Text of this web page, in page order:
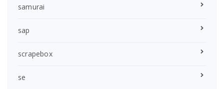
samurai
sap
scrapebox
se